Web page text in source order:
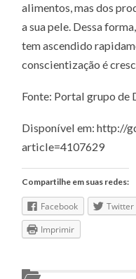
alimentos, mas dos
a sua pele. Dessa
tem ascendido
conscientização é
Fonte: Portal grupo
Disponível em: http://
article=4107629
Compartilhe em suas redes:
Facebook Twitter
Imprimir